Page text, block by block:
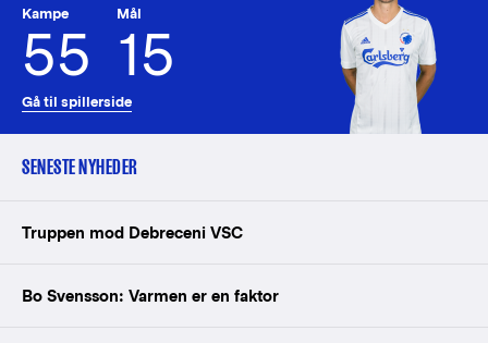
Kampe
55
Mål
15
Gå til spillerside
SENESTE NYHEDER
Truppen mod Debreceni VSC
Bo Svensson: Varmen er en faktor